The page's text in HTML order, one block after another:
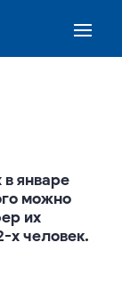
январе
можно
их
х человек.